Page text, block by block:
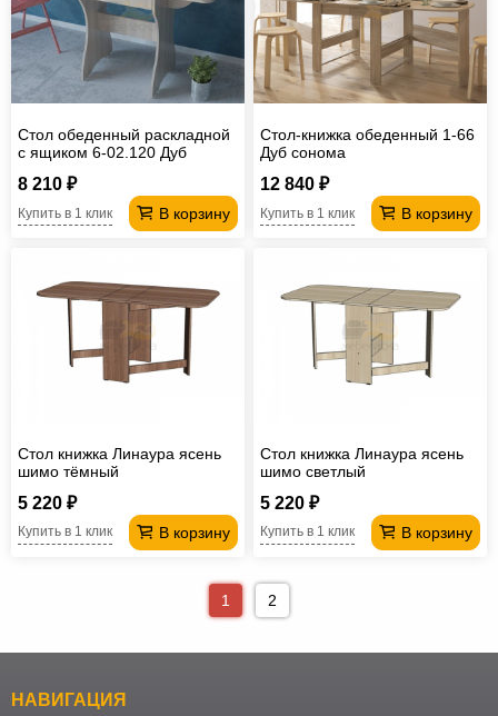
Стол обеденный раскладной
с ящиком 6-02.120 Дуб
8 210 ₽
В корзину
Купить в 1 клик
Стол-книжка обеденный 1-66
Дуб сонома
12 840 ₽
В корзину
Купить в 1 клик
Стол книжка Линаура ясень
шимо тёмный
5 220 ₽
В корзину
Купить в 1 клик
Стол книжка Линаура ясень
шимо светлый
5 220 ₽
В корзину
Купить в 1 клик
1 2
НАВИГАЦИЯ